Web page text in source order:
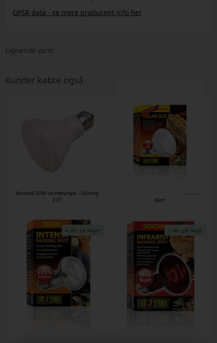
GPSR data - se mere producent info her
Lignende varer
Kunder købte også
4 stk. på lager
Keramik 50W varmelampe - Fatning
E27
Kr. 211,00
1 stk. på lager
Watt
Kr. 326,00